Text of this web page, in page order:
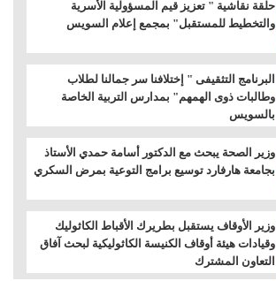
حلقة نقاشية " تعزيز قيم المسؤولية الأسرية
والتخطيط للمستقبل" بمجمع إعلام السويس
البرنامج التثقيفى " إختلافنا سر جمالنا لطلاب
وطالبات ذوى الهمهم" بمدارس التربية الخاصة
بالسويس
وزير الصحة يبحث مع الدكتور أسامة حمدي الأستاذ
بجامعة هارفارد توسيع برامج التوعية بمرض السكري
وزير الأوقاف يستقبل بطريرك الأقباط الكاثوليك
وقيادات هيئة أوقاف الكنيسة الكاثوليكية لبحث آفاق
التعاون المشترك